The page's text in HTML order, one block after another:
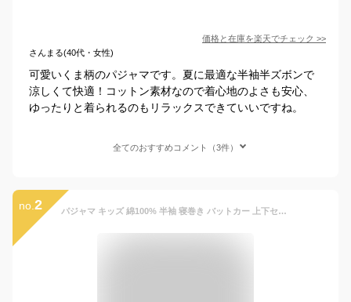
価格と在庫を楽天でチェック >>
さんまる(40代・女性)
可愛いくま柄のパジャマです。夏に最適な半袖半ズボンで
涼しくて快適！コットン素材なので着心地のよさも安心、
ゆったりと着られるのもリラックスできていいですね。
全てのおすすめコメント（3件）
no. 2 パジャマ キッズ 綿100% 半袖 寝巻き バットカー 上下セット ルームウェア男の子 女の子 かわいい おしゃれ スウェット 半ズボン 90cm 100cm 110cm 120cm 130cm 140cm コットン 下着 子供用 韓国 子供服 (1)